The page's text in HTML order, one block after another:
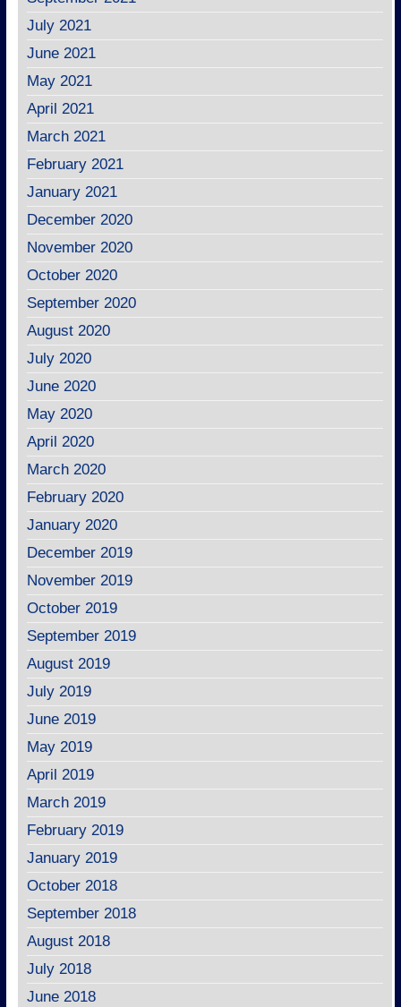
July 2021
June 2021
May 2021
April 2021
March 2021
February 2021
January 2021
December 2020
November 2020
October 2020
September 2020
August 2020
July 2020
June 2020
May 2020
April 2020
March 2020
February 2020
January 2020
December 2019
November 2019
October 2019
September 2019
August 2019
July 2019
June 2019
May 2019
April 2019
March 2019
February 2019
January 2019
October 2018
September 2018
August 2018
July 2018
June 2018